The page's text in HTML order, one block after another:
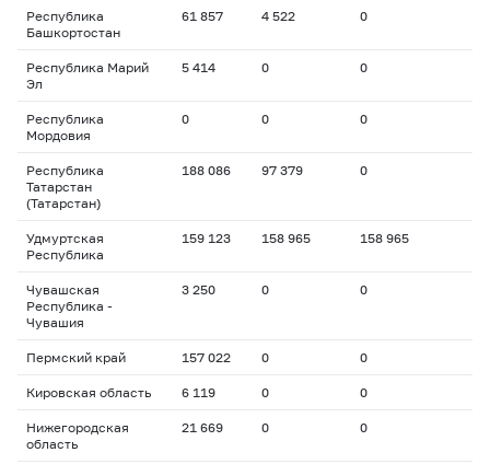
Республика
Башкортостан
61 857 4 522 0
Республика Марий
Эл
5 414 0 0
Республика
Мордовия
0 0 0
Республика
Татарстан
(Татарстан)
188 086 97 379 0
Удмуртская
Республика
159 123 158 965 158 965
Чувашская
Республика -
Чувашия
3 250 0 0
Пермский край 157 022 0 0
Кировская область 6 119 0 0
Нижегородская
область
21 669 0 0